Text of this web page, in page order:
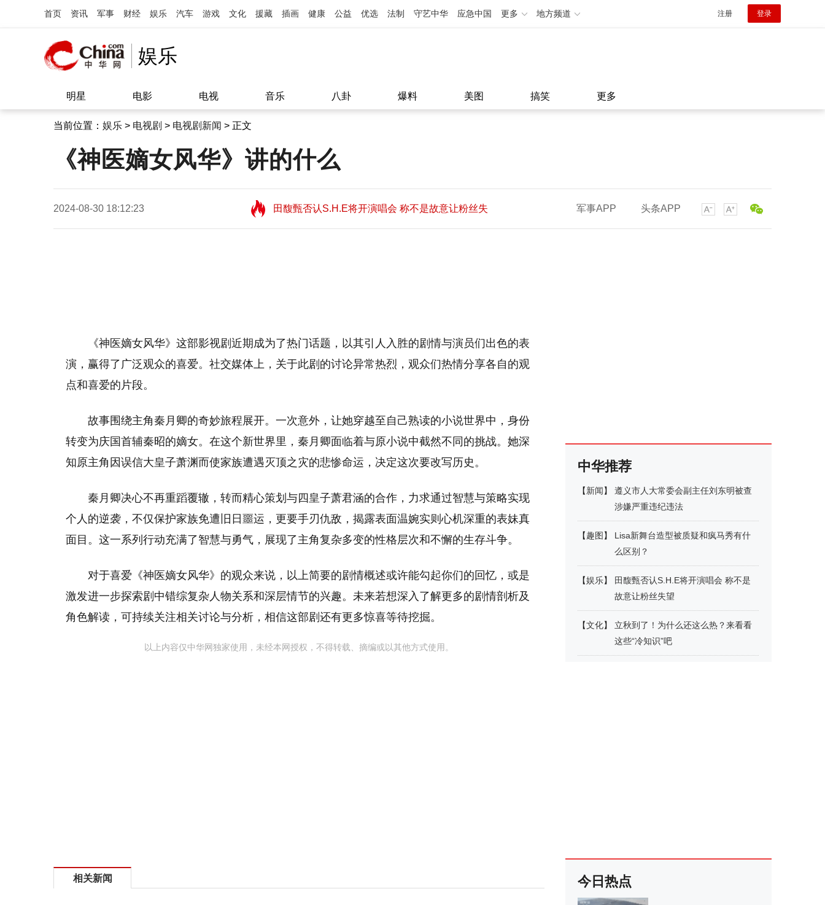
首页 资讯 军事 财经 娱乐 汽车 游戏 文化 援藏 插画 健康 公益 优选 法制 守艺中华 应急中国 更多 地方频道 注册 登录
娱乐
明星 电影 电视 音乐 八卦 爆料 美图 搞笑 更多
当前位置： 娱乐 > 电视剧 > 电视剧新闻 > 正文
《神医嫡女风华》讲的什么
2024-08-30 18:12:23
望 11:08
田馥甄否认S.H.E将开演唱会 称不是故意让粉丝失
军事APP 头条APP
《神医嫡女风华》这部影视剧近期成为了热门话题，以其引人入胜的剧情与演员们出色的表
演，赢得了广泛观众的喜爱。社交媒体上，关于此剧的讨论异常热烈，观众们热情分享各自的观
点和喜爱的片段。
故事围绕主角秦月卿的奇妙旅程展开。一次意外，让她穿越至自己熟读的小说世界中，身份
转变为庆国首辅秦昭的嫡女。在这个新世界里，秦月卿面临着与原小说中截然不同的挑战。她深
知原主角因误信大皇子萧渊而使家族遭遇灭顶之灾的悲惨命运，决定这次要改写历史。
秦月卿决心不再重蹈覆辙，转而精心策划与四皇子萧君涵的合作，力求通过智慧与策略实现
个人的逆袭，不仅保护家族免遭旧日噩运，更要手刃仇敌，揭露表面温婉实则心机深重的表妹真
面目。这一系列行动充满了智慧与勇气，展现了主角复杂多变的性格层次和不懈的生存斗争。
对于喜爱《神医嫡女风华》的观众来说，以上简要的剧情概述或许能勾起你们的回忆，或是
激发进一步探索剧中错综复杂人物关系和深层情节的兴趣。未来若想深入了解更多的剧情剖析及
角色解读，可持续关注相关讨论与分析，相信这部剧还有更多惊喜等待挖掘。
以上内容仅中华网独家使用，未经本网授权，不得转载、摘编或以其他方式使用。
相关新闻
中华推荐
【新闻】
遵义市人大常委会副主任刘东明被查
涉嫌严重违纪违法
【趣图 】
Lisa新舞台造型被质疑和疯马秀有什
么区别？
【娱乐】
田馥甄否认S.H.E将开演唱会 称不是
故意让粉丝失望
【文化】
立秋到了！为什么还这么热？来看看
这些“冷知识”吧
今日热点